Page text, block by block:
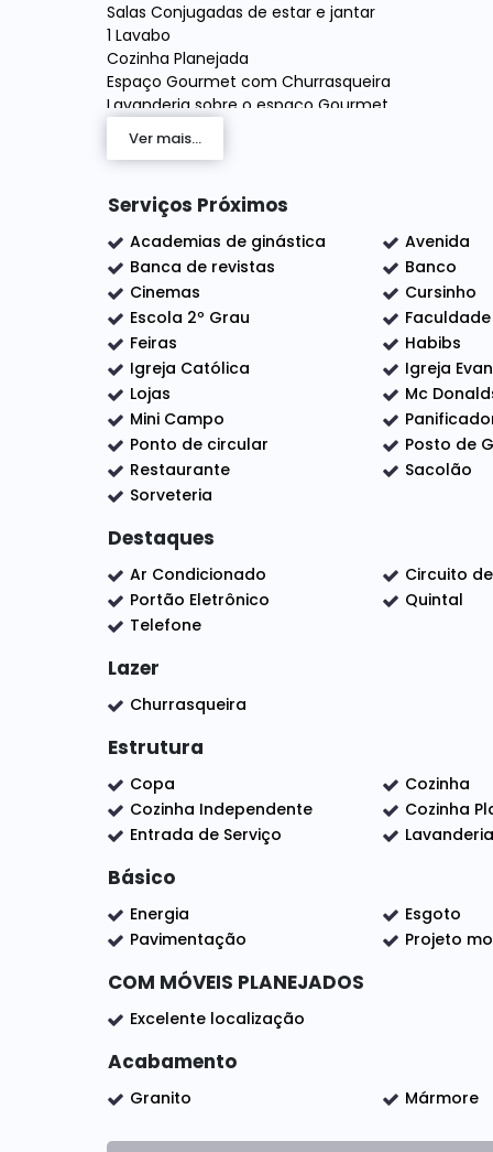
Salas Conjugadas de estar e jantar
1 Lavabo
Cozinha Planejada
Espaço Gourmet com Churrasqueira
Lavanderia sobre o espaço Gourmet
Pequeno espaço de quintal para pet
Pavimento superior :
3 Quartos Sendo 1 suíte
Banheiro social
DIFERENCIAIS:Planejados na Cozinha, Banheiros,
Espaço Gourmet com Churrasqueira
Portão automático com Motor
Acabamento em Gesso e Porcelanato
A localização do Imóvel é um diferencial muito
torno que oferece uma grande variedades de
Assaí. Fácil acesso a Rodovia Santos Dumont.
**Aceita financiamento Bancário **
Agende sua Visita Já!!! Nós da Elo Forte
Ver mais...
Serviços Próximos
Academias de ginástica Avenida
Banca de revistas
Banco
Cinemas
Cursinho
Escola 2º Grau
Faculdade
Feiras
Habibs
Igreja Católica
Igreja
Lojas
Mc
Mini Campo
Ponto de circular
Posto de
Restaurante
Sacolão
Sorveteria
Destaques
Ar Condicionado Circuito
Portão Eletrônico
Quintal
Telefone
Lazer
Churrasqueira
Estrutura
Copa Cozinha
Cozinha Independente
Cozinha
Entrada de Serviço
Lavanderia
Básico
Energia Esgoto
Pavimentação
Projeto
COM MÓVEIS PLANEJADOS
Excelente localização
Acabamento
Granito Mármore